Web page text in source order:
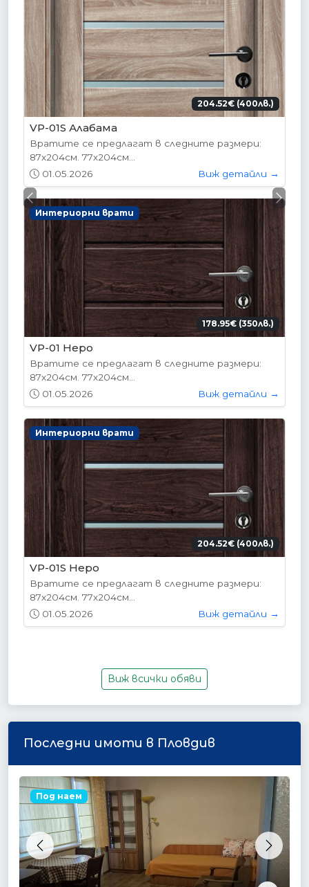
204.52€ (400лв.)
VP-01S Алабама
Вратите се предлагат в следните размери:
87х204см. 77х204см...
01.05.2026
Виж детайли →
Интериорни врати
178.95€ (350лв.)
VP-01 Hepo
Вратите се предлагат в следните размери:
87х204см. 77х204см...
01.05.2026
Виж детайли →
Интериорни врати
204.52€ (400лв.)
VP-01S Hepo
Вратите се предлагат в следните размери:
87х204см. 77х204см...
01.05.2026
Виж детайли →
Previous Next
Виж всички обяви
Последни имоти в Пловдив
Previous Next
Под наем